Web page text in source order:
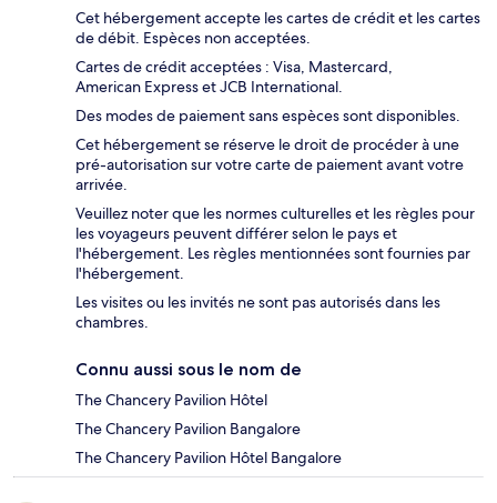
Cet hébergement accepte les cartes de crédit et les cartes
de débit. Espèces non acceptées.
Cartes de crédit acceptées : Visa, Mastercard,
American Express et JCB International.
Des modes de paiement sans espèces sont disponibles.
Cet hébergement se réserve le droit de procéder à une
pré-autorisation sur votre carte de paiement avant votre
arrivée.
Veuillez noter que les normes culturelles et les règles pour
les voyageurs peuvent différer selon le pays et
l'hébergement. Les règles mentionnées sont fournies par
l'hébergement.
Les visites ou les invités ne sont pas autorisés dans les
chambres.
Connu aussi sous le nom de
The Chancery Pavilion Hôtel
The Chancery Pavilion Bangalore
The Chancery Pavilion Hôtel Bangalore